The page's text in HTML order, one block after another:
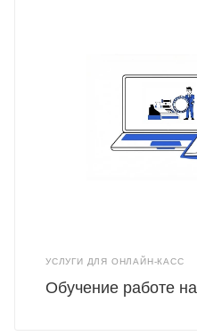
УСЛУГИ ДЛЯ ОНЛАЙН-КАСС
Обучение работе